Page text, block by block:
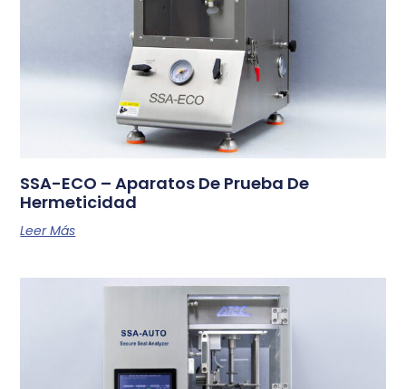
SSA-ECO – Aparatos De Prueba De
Hermeticidad
Leer Más